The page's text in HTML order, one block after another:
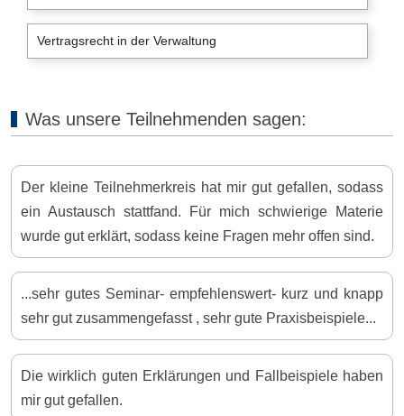
Vertragsrecht in der Verwaltung
Was unsere Teilnehmenden sagen:
Der kleine Teilnehmerkreis hat mir gut gefallen, sodass
ein Austausch stattfand. Für mich schwierige Materie
wurde gut erklärt, sodass keine Fragen mehr offen sind.
...sehr gutes Seminar- empfehlenswert- kurz und knapp
sehr gut zusammengefasst , sehr gute Praxisbeispiele...
Die wirklich guten Erklärungen und Fallbeispiele haben
mir gut gefallen.